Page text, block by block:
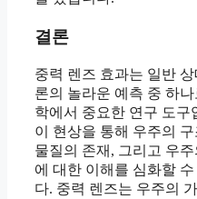
결론
중력 렌즈 효과는 일반 상
론의 놀라운 예측 중 하
학에서 중요한 연구 도구
이 현상을 통해 우주의
물질의 존재, 그리고 우
에 대한 이해를 심화할 수
다. 중력 렌즈는 우주의